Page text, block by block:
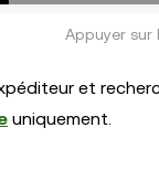
Appuyer sur
et
uniquement.